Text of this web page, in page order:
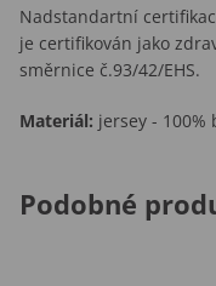
Nadstandartní
je certifikován jako
směrnice č.93/42/EHS.
Materiál: jersey - 100%
Podobné